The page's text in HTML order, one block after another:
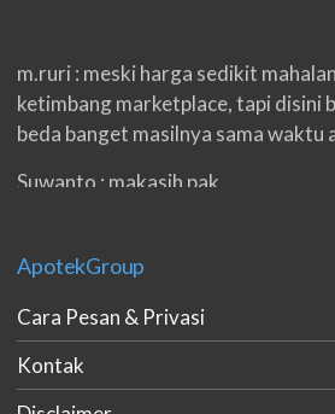
m.ruri : meski harga sedikit
ketimbang marketplace, tapi disini
beda banget masilnya sama waktu
Suwanto : makasih pak.
double. beneran sama sekali tidak
produknya. tetep jaga kualitas ya
gan. cpet bgt
ApotekGroup
Cara Pesan & Privasi
Kontak